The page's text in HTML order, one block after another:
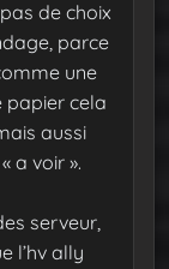
de choix
parce
une
papier cela
aussi
a voir ».
serveur,
l’hv ally